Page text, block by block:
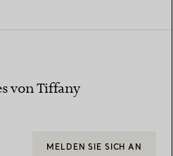
von Tiffany
MELDEN SIE SICH AN